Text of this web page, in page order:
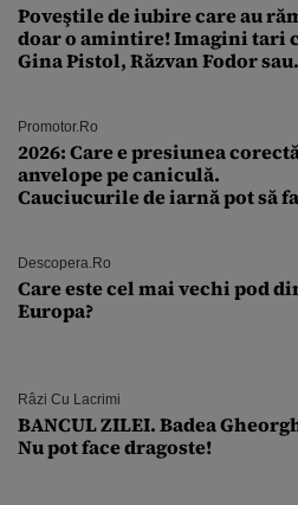
Poveştile de iubire care au
doar o amintire! Imagini tari
Gina Pistol, Răzvan Fodor sau
Promotor.ro
2026: Care e presiunea
anvelope pe caniculă.
Cauciucurile de iarnă pot să
Descopera.ro
Care este cel mai vechi pod
Europa?
Râzi Cu Lacrimi
BANCUL ZILEI. Badea
Nu pot face dragoste!